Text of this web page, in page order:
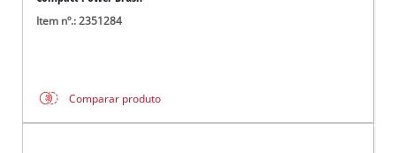
Item nº.: 2351284
Comparar produto